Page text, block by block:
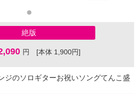
絶版
円 [本体 1,900円]
ジのソロギターお祝いソングてんこ盛